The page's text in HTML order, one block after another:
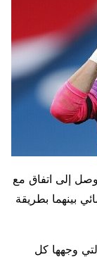
توصل إلى اتفاق مع
بينهما بطريقة
وجهها كل